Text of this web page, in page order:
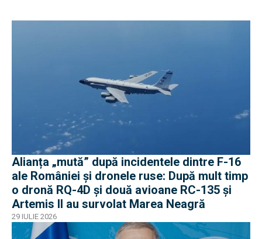
Alianța „mută” după incidentele dintre F-16
ale României și dronele ruse: După mult timp
o dronă RQ-4D și două avioane RC-135 și
Artemis II au survolat Marea Neagră
29 IULIE 2026